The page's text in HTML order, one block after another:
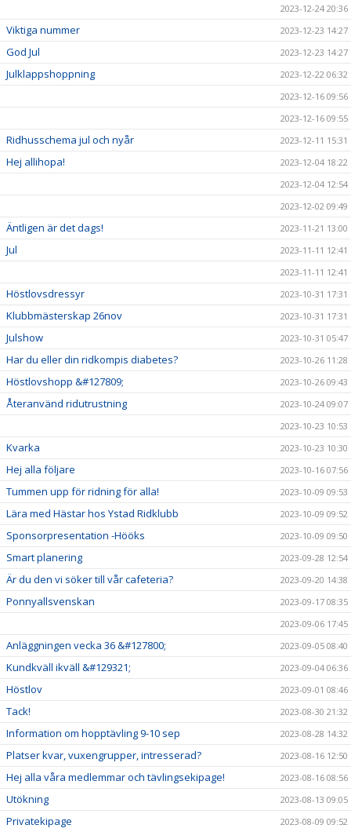
2023-12-24 20:36
Viktiga nummer 2023-12-23 14:27
God Jul 2023-12-23 14:27
Julklappshoppning
2023-12-22 06:32
2023-12-16 09:56
2023-12-16 09:55
Ridhusschema jul och nyår 2023-12-11 15:31
Hej allihopa!
2023-12-04 18:22
2023-12-04 12:54
2023-12-02 09:49
Äntligen är det dags! 2023-11-21 13:00
Jul
2023-11-11 12:41
2023-11-11 12:41
Höstlovsdressyr 2023-10-31 17:31
Klubbmästerskap 26nov 2023-10-31 17:31
Julshow 2023-10-31 05:47
Har du eller din ridkompis diabetes? 2023-10-26 11:28
Höstlovshopp &#127809; 2023-10-26 09:43
Återanvänd ridutrustning
2023-10-24 09:07
2023-10-23 10:53
Kvarka 2023-10-23 10:30
Hej alla följare 2023-10-16 07:56
Tummen upp för ridning för alla! 2023-10-09 09:53
Lära med Hästar hos Ystad Ridklubb 2023-10-09 09:52
Sponsorpresentation -Hööks 2023-10-09 09:50
Smart planering 2023-09-28 12:54
Är du den vi söker till vår cafeteria? 2023-09-20 14:38
Ponnyallsvenskan
2023-09-17 08:35
2023-09-06 17:45
Anläggningen vecka 36 &#127800; 2023-09-05 08:40
Kundkväll ikväll &#129321; 2023-09-04 06:36
Höstlov 2023-09-01 08:46
Tack! 2023-08-30 21:32
Information om hopptävling 9-10 sep 2023-08-28 14:32
Platser kvar, vuxengrupper, intresserad? 2023-08-16 12:50
Hej alla våra medlemmar och tävlingsekipage! 2023-08-16 08:56
Utökning 2023-08-13 09:05
Privatekipage 2023-08-09 09:52